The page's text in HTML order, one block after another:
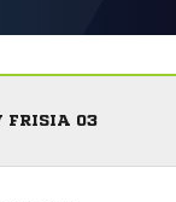
03 R